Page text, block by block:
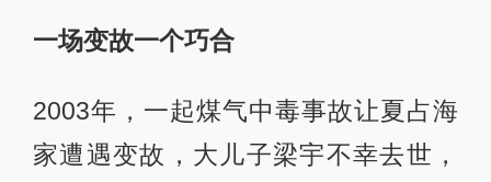
一场变故一个巧合
2003年，一起煤气中毒事故让夏占海
家遭遇变故，大儿子梁宇不幸去世，